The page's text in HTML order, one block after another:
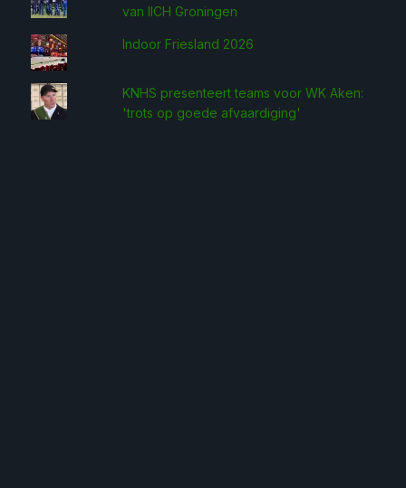
van IICH Groningen
Indoor Friesland 2026
KNHS presenteert teams voor WK Aken:
'trots op goede afvaardiging'